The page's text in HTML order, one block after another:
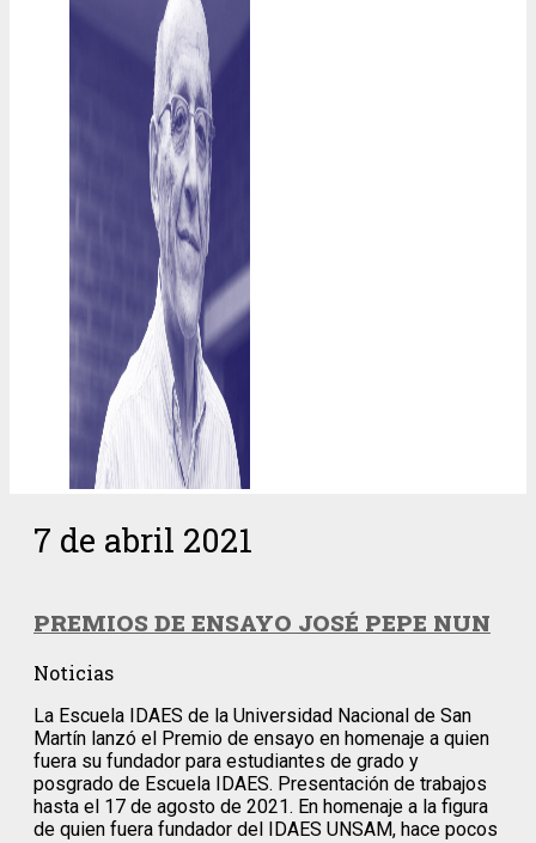
7 de abril 2021
PREMIOS DE ENSAYO JOSÉ PEPE NUN
Noticias
La Escuela IDAES de la Universidad Nacional de San
Martín lanzó el Premio de ensayo en homenaje a quien
fuera su fundador para estudiantes de grado y
posgrado de Escuela IDAES. Presentación de trabajos
hasta el 17 de agosto de 2021. En homenaje a la figura
de quien fuera fundador del IDAES UNSAM, hace pocos